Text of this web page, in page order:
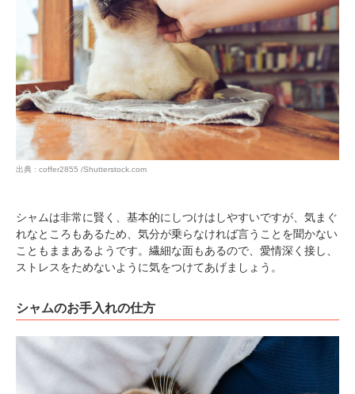
出典 : coffer2855 /Shutterstock.com
シャムは非常に賢く、基本的にしつけはしやすいですが、気まぐ
れなところもあるため、気分が乗らなければ言うことを聞かない
こともままあるようです。繊細な面もあるので、愛情深く接し、
ストレスをためないように気をつけてあげましょう。
シャムのお手入れの仕方
PECOアプリをダウンロード済みの方
アプリで開く